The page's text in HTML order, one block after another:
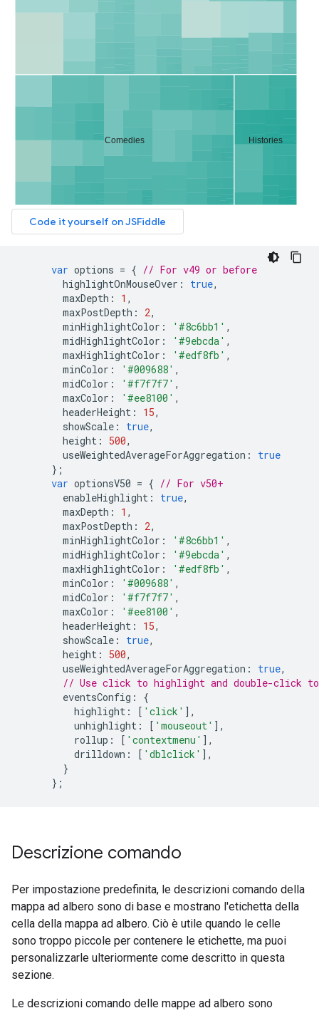
var options = { // For v49 or before
highlightOnMouseOver : true,
maxDepth : 1 ,
maxPostDepth : 2,
minHighlightColor : '#8c6bb1' ,
midHighlightColor : '#9ebcda' ,
maxHighlightColor : '#edf8fb' ,
minColor : '#009688' ,
midColor : '#f7f7f7' ,
maxColor : '#ee8100' ,
headerHeight : 15,
showScale : true,
height : 500,
useWeightedAverageForAggregation :
true
};
var optionsV50 = { // For v50+
enableHighlight : true,
maxDepth : 1 ,
maxPostDepth : 2,
minHighlightColor : '#8c6bb1' ,
midHighlightColor : '#9ebcda' ,
maxHighlightColor : '#edf8fb' ,
minColor : '#009688' ,
midColor : '#f7f7f7' ,
maxColor : '#ee8100' ,
headerHeight : 15,
showScale : true,
height : 500,
useWeightedAverageForAggregation : true,
// Use click to highlight and double-click
eventsConfig :
{
highlight : [ 'click' ],
unhighlight : [ 'mouseout' ],
rollup : [ 'contextmenu' ],
drilldown : [ 'dblclick' ],
}
};
Descrizione comando
Per impostazione predefinita, le descrizioni comando della
mappa ad albero sono di base e mostrano l'etichetta della
cella della mappa ad albero. Ciò è utile quando le celle
sono troppo piccole per contenere le etichette, ma puoi
personalizzarle ulteriormente come descritto in questa
sezione.
Le descrizioni comando delle mappe ad albero sono